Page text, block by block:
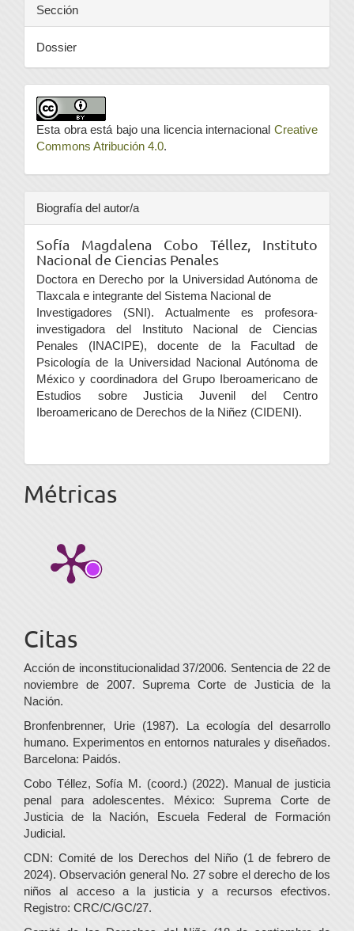
Sección
Dossier
Esta obra está bajo una licencia internacional Creative
Commons Atribución 4.0.
Biografía del autor/a
Sofía Magdalena Cobo Téllez, Instituto
Nacional de Ciencias Penales
Doctora en Derecho por la Universidad Autónoma de
Tlaxcala e integrante del Sistema Nacional de
Investigadores (SNI). Actualmente es profesora-
investigadora del Instituto Nacional de Ciencias
Penales (INACIPE), docente de la Facultad de
Psicología de la Universidad Nacional Autónoma de
México y coordinadora del Grupo Iberoamericano de
Estudios sobre Justicia Juvenil del Centro
Iberoamericano de Derechos de la Niñez (CIDENI).
Métricas
Citas
Acción de inconstitucionalidad 37/2006. Sentencia de 22 de
noviembre de 2007. Suprema Corte de Justicia de la
Nación.
Bronfenbrenner, Urie (1987). La ecología del desarrollo
humano. Experimentos en entornos naturales y diseñados.
Barcelona: Paidós.
Cobo Téllez, Sofía M. (coord.) (2022). Manual de justicia
penal para adolescentes. México: Suprema Corte de
Justicia de la Nación, Escuela Federal de Formación
Judicial.
CDN: Comité de los Derechos del Niño (1 de febrero de
2024). Observación general No. 27 sobre el derecho de los
niños al acceso a la justicia y a recursos efectivos.
Registro: CRC/C/GC/27.